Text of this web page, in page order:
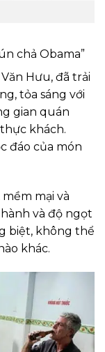
chả Obama”
Hưu, đã trải
tỏa sáng với
gian quán
khách.
đáo của món
mại và
và độ ngọt
biệt, không thể
khác.